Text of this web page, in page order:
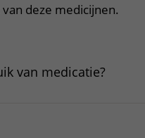
deze medicijnen.
van medicatie?